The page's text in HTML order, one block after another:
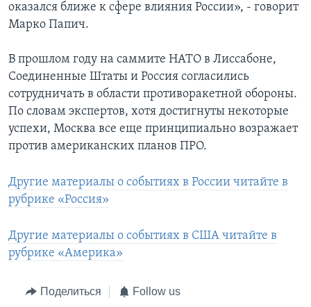
оказался ближе к сфере влияния России», - говорит
Марко Папич.
В прошлом году на саммите НАТО в Лиссабоне,
Соединенные Штаты и Россия согласились
сотрудничать в области противоракетной обороны.
По словам экспертов, хотя достигнуты некоторые
успехи, Москва все еще принципиально возражает
против американских планов ПРО.
Другие материалы о событиях в России читайте в
рубрике «Россия»
Другие материалы о событиях в США читайте в
рубрике «Америка»
Поделиться Follow us